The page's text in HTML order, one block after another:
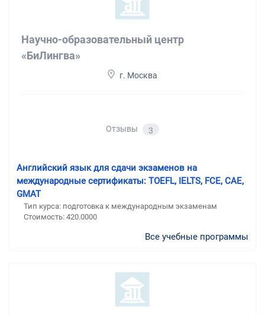
Научно-образовательный центр
«БиЛингва»
г. Москва
Отзывы 3
Английский язык для сдачи экзаменов на
международные сертификаты: TOEFL, IELTS, FCE, CAE,
GMAT
Тип курса: подготовка к международным экзаменам
Стоимость: 420.0000
Все учебные программы